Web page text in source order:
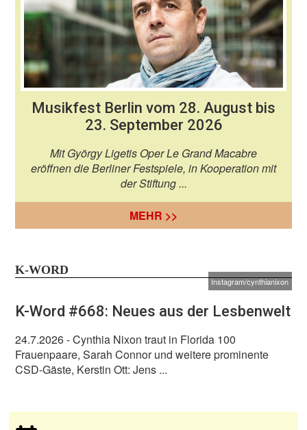
Musikfest Berlin vom 28. August bis
23. September 2026
Mit György Ligetis Oper Le Grand Macabre
eröffnen die Berliner Festspiele, in Kooperation mit
der Stiftung ...
MEHR >>
K-WORD
Instagram/cynthianixon
K-Word #668: Neues aus der Lesbenwelt
24.7.2026- Cynthia Nixon traut in Florida 100
Frauenpaare, Sarah Connor und weitere prominente
CSD-Gäste, Kerstin Ott: Jens ...